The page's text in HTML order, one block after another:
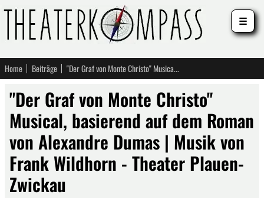
Home Beiträge "Der Graf von Monte Christo" Musical, basierend auf dem Roman von Alexandre Dumas | Musik von Frank Wildhorn - Theater Plauen-Zwickau
"Der Graf von Monte Christo"
Musical, basierend auf dem Roman
von Alexandre Dumas | Musik von
Frank Wildhorn - Theater Plauen-
Zwickau
☰